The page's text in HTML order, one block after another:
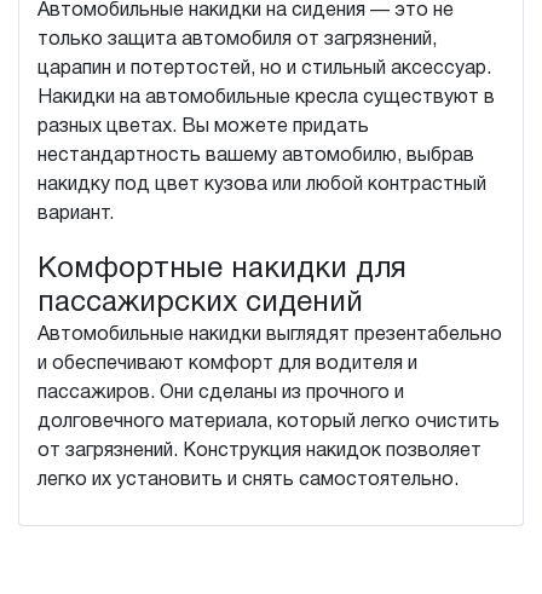
Автомобильные накидки на сидения — это не
только защита автомобиля от загрязнений,
царапин и потертостей, но и стильный аксессуар.
Накидки на автомобильные кресла существуют в
разных цветах. Вы можете придать
нестандартность вашему автомобилю, выбрав
накидку под цвет кузова или любой контрастный
вариант.
Комфортные накидки для
пассажирских сидений
Автомобильные накидки выглядят презентабельно
и обеспечивают комфорт для водителя и
пассажиров. Они сделаны из прочного и
долговечного материала, который легко очистить
от загрязнений. Конструкция накидок позволяет
легко их установить и снять самостоятельно.